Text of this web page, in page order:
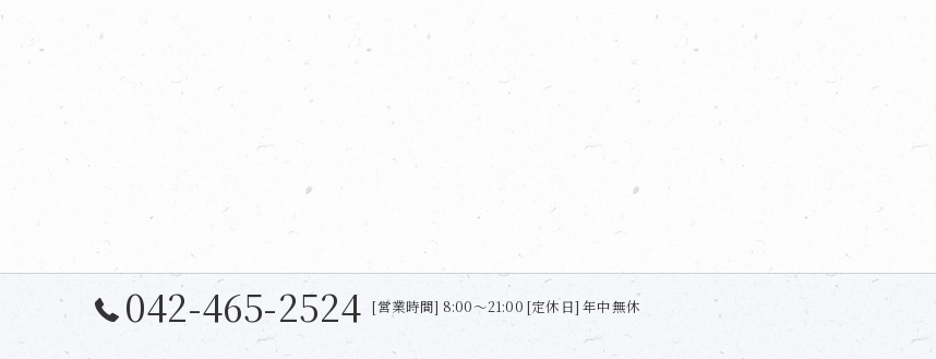
042-465-2524 [営業時間] 8:00〜21:00 [定休日] 年中無休